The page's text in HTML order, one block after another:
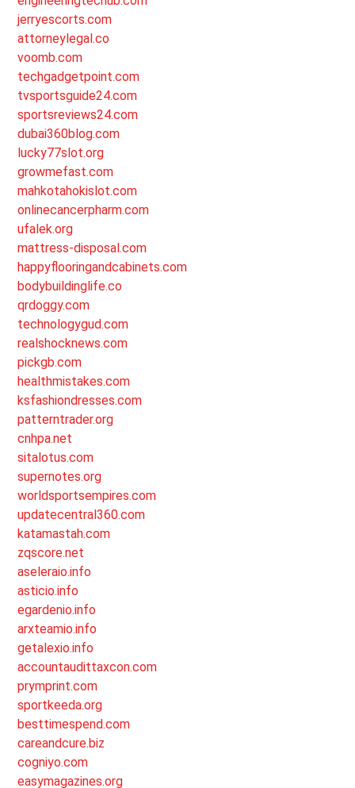
jerryescorts.com
attorneylegal.co
voomb.com
techgadgetpoint.com
tvsportsguide24.com
sportsreviews24.com
dubai360blog.com
lucky77slot.org
growmefast.com
mahkotahokislot.com
onlinecancerpharm.com
ufalek.org
mattress-disposal.com
happyflooringandcabinets.com
bodybuildinglife.co
qrdoggy.com
technologygud.com
realshocknews.com
pickgb.com
healthmistakes.com
ksfashiondresses.com
patterntrader.org
cnhpa.net
sitalotus.com
supernotes.org
worldsportsempires.com
updatecentral360.com
katamastah.com
zqscore.net
aseleraio.info
asticio.info
egardenio.info
arxteamio.info
getalexio.info
accountaudittaxcon.com
prymprint.com
sportkeeda.org
besttimespend.com
careandcure.biz
cogniyo.com
easymagazines.org